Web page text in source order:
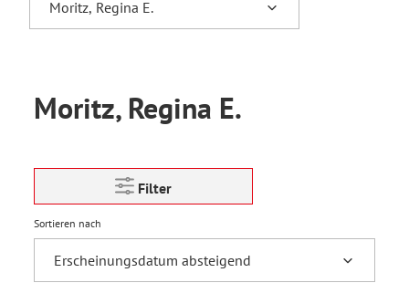
Moritz, Regina E.
Filter
Sortieren nach